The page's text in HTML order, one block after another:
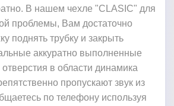
В нашем чехле "CLASIC" для
проблемы, Вам достаточно
поднять трубку и закрыть
аккуратно выполненные
отверстия в области динамика
пропускают звук из
по телефону используя